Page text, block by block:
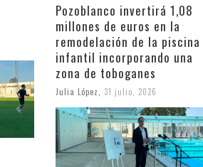
Pozoblanco invertirá 1,08
millones de euros en la
remodelación de la piscina
infantil incorporando una
zona de toboganes
Julia López 31 julio, 2026